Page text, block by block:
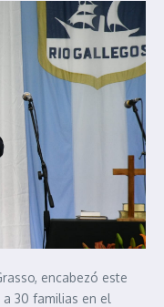
encabezó este
30 familias en el